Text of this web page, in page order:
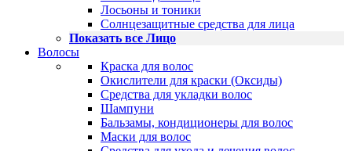
Лосьоны и тоники
Солнцезащитные средства для лица
Показать все Лицо
Волосы
Краска для волос
Окислители для краски (Оксиды)
Средства для укладки волос
Шампуни
Бальзамы, кондиционеры для волос
Маски для волос